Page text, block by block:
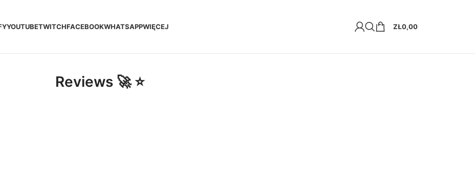
YOUTUBETWITCHFACEBOOKWHATSAPPWIĘCEJ ZŁ0,00
Reviews 🚀 ⭐️